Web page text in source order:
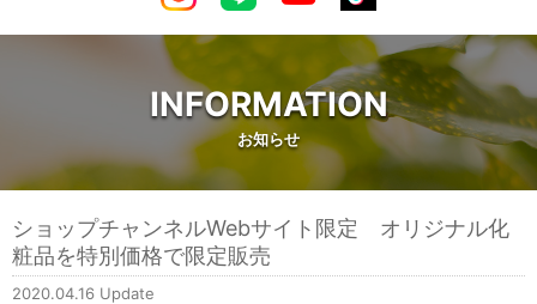
INFORMATION
お知らせ
ショップチャンネルWebサイト限定 オリジナル化
粧品を特別価格で限定販売
2020.04.16 Update